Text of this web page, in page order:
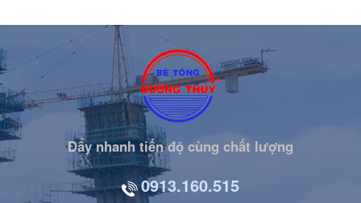
Đẩy nhanh tiến độ cùng chất lượng
0913.160.515